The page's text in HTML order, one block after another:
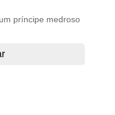
príncipe medroso